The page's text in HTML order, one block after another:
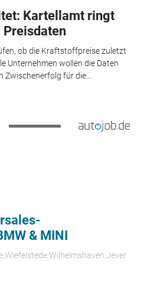
Kartellamt ringt
ob die Kraftstoffpreise zuletzt
Unternehmen wollen die Daten
Zwischenerfolg für die...
& MINI